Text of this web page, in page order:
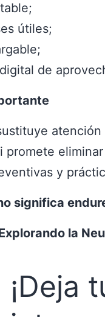
útiles;
de
promete
y
significa
la
¡Deja